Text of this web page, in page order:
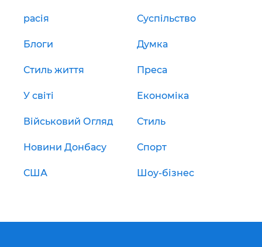
расія Суспільство
Блоги Думка
Стиль життя Преса
У світі Економіка
Військовий Огляд Стиль
Новини Донбасу Спорт
США Шоу-бізнес